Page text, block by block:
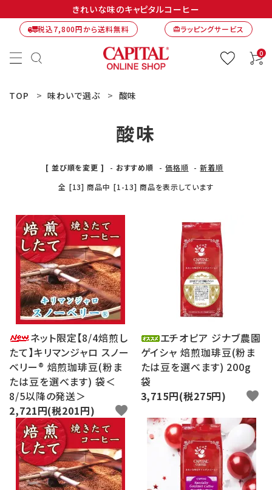
きれいな味のキャピタルコーヒー
税込7,800円から送料無料 card_giftcardラッピングサービス
0
ACCOUNT MENU
ようこそ ゲスト 様
ログイン 新規会員登録
Category
Contents
Information
TOP 味わいで選ぶ 酸味
酸味
[ 並び順を変更 ] - おすすめ順 - 価格順 -新着順
全 [13] 商品中 [1-13] 商品を表示しています
ネット限定【8/4焙煎し
たて】キリマンジャロ スノー
ベリー® 焙煎珈琲豆(粉ま
たは豆を選べます) 袋＜
8/5以降の発送＞
2,721円(税201円)
favorite
エチオピア ジナブ農園
ゲイシャ 焙煎珈琲豆(粉ま
たは豆を選べます) 200g
袋
3,715円(税275円)
favorite